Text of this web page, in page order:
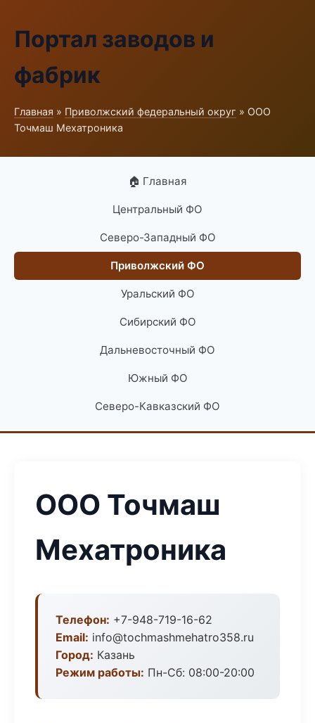
Портал заводов и
фабрик
Главная » Приволжский федеральный округ » ООО
Точмаш Мехатроника
🏠 Главная
Центральный ФО
Северо-Западный ФО
Приволжский ФО
Уральский ФО
Сибирский ФО
Дальневосточный ФО
Южный ФО
Северо-Кавказский ФО
ООО Точмаш
Мехатроника
Телефон: +7-948-719-16-62
Email: info@tochmashmehatro358.ru
Город: Казань
Режим работы: Пн-Сб: 08:00-20:00